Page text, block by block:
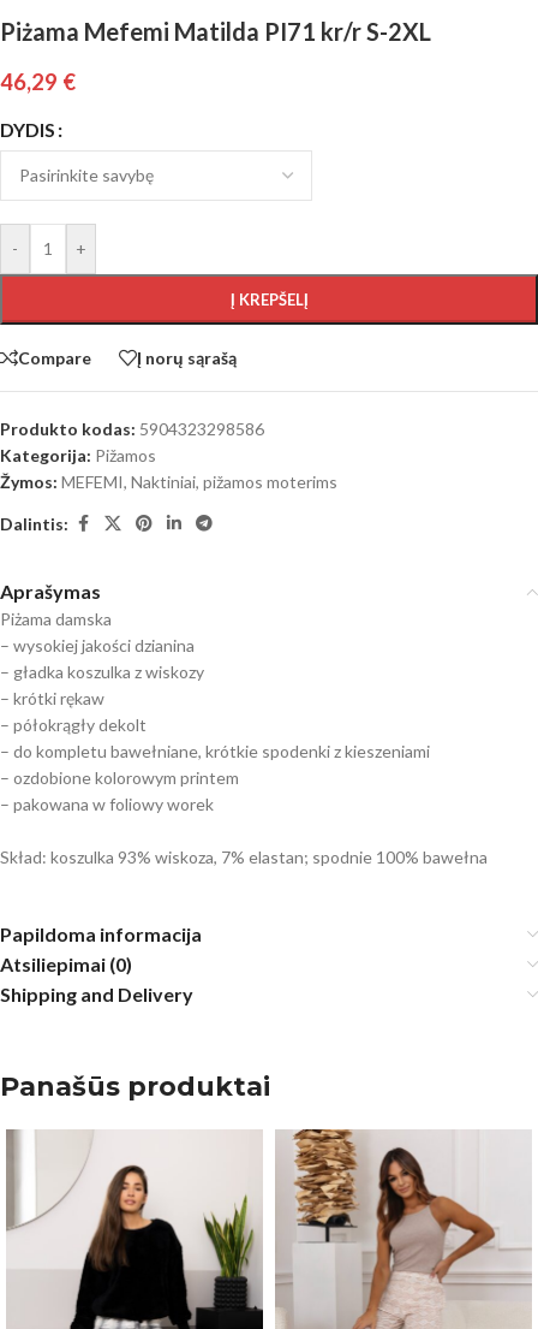
Piżama Mefemi Matilda PI71 kr/r S-2XL
46,29 €
DYDIS
- +
Į KREPŠELĮ
Compare Į norų sąrašą
Produkto kodas: 5904323298586
Kategorija: Pižamos
Žymos: MEFEMI, Naktiniai, pižamos moterims
Dalintis:
Aprašymas
Piżama damska
– wysokiej jakości dzianina
– gładka koszulka z wiskozy
– krótki rękaw
– półokrągły dekolt
– do kompletu bawełniane, krótkie spodenki z kieszeniami
– ozdobione kolorowym printem
– pakowana w foliowy worek
Skład: koszulka 93% wiskoza, 7% elastan; spodnie 100% bawełna
Papildoma informacija
Atsiliepimai (0)
Shipping and Delivery
Panašūs produktai